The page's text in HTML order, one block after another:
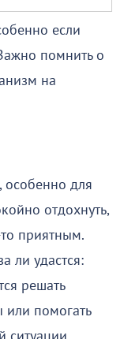
если
помнить о
на
особенно для
отдохнуть,
приятным.
ли удастся:
решать
помогать